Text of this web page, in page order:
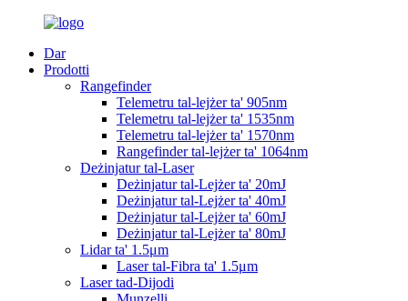
Dar
Prodotti
Rangefinder
Telemetru tal-lejżer ta' 905nm
Telemetru tal-lejżer ta' 1535nm
Telemetru tal-lejżer ta' 1570nm
Rangefinder tal-lejżer ta' 1064nm
Deżinjatur tal-Laser
Deżinjatur tal-Lejżer ta' 20mJ
Deżinjatur tal-Lejżer ta' 40mJ
Deżinjatur tal-Lejżer ta' 60mJ
Deżinjatur tal-Lejżer ta' 80mJ
Lidar ta' 1.5μm
Laser tal-Fibra ta' 1.5μm
Laser tad-Dijodi